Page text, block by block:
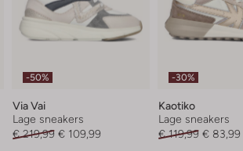
-50%
Via Vai
Lage sneakers
€ 219,99 € 109,99
-30%
Kaotiko
Lage sneakers
€ 119,99 € 83,99